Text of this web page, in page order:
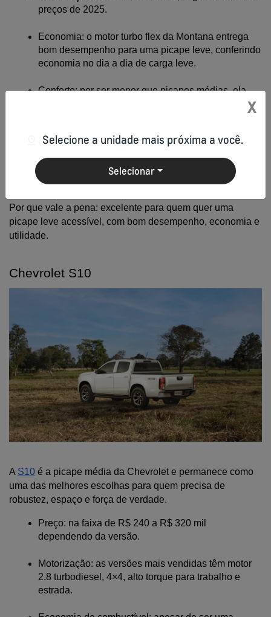
preços de 2025.
Economia: o motor turbo flex da Montana entrega
bom desempenho para uma picape leve, conferindo
economia no dia a dia de carga leve.
Conforto: por ser menor que picapes médias, ela
costuma ter uma cabine relativamente confortável,
Vendas: ela emplacou 4.865 unidades no primeiro
trimestre de 2025, demonstrando a relevância no
portfólio da GM.
Por que vale a pena: excelente para quem quer uma
picape leve acessível, com bom desempenho, economia e
utilidade.
Chevrolet S10
A S10 é a picape média da Chevrolet e permanece como
uma das melhores escolhas para quem precisa de
robustez, espaço e força de verdade.
Preço: na faixa de R$ 240 a R$ 320 mil
dependendo da versão.
Motorização: as versões mais vendidas têm motor
2.8 turbodiesel, 4×4, alto torque para trabalho e
estrada.
X
Selecione a unidade mais próxima a você.
Selecionar